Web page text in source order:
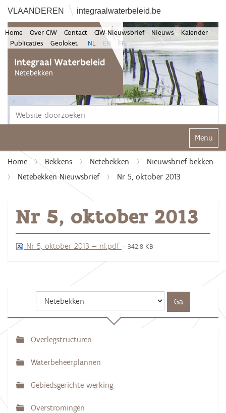
VLAANDEREN integraalwaterbeleid.be
Home Over CIW Contact CIW-Nieuwsbrief Nieuws
Kalender
Publicaties
Geoloket NL EN FR
Klap
Home Bekkens Netebekken
Nieuwsbrief bekken
Netebekken Nieuwsbrief
Nr 5, oktober 2013
Nr 5, oktober 2013
Nr 5, oktober 2013 — nl.pdf — 342.8 KB
N
a
i
g
Overlegstructuren
Waterbeheerplannen
Gebiedsgerichte werking
Overstromingen